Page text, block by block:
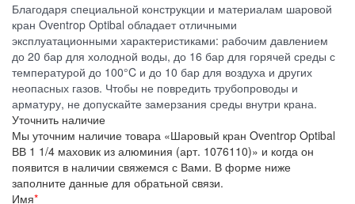
Благодаря специальной конструкции и материалам шаровой
кран Oventrop Optibal обладает отличными
эксплуатационными характеристиками: рабочим давлением
до 20 бар для холодной воды, до 16 бар для горячей среды с
температурой до 100°C и до 10 бар для воздуха и других
неопасных газов. Чтобы не повредить трубопроводы и
арматуру, не допускайте замерзания среды внутри крана.
Уточнить наличие
Мы уточним наличие товара «Шаровый кран Oventrop Optibal
ВВ 1 1/4 маховик из алюминия (арт. 1076110)» и когда он
появится в наличии свяжемся с Вами. В форме ниже
заполните данные для обратьной связи.
Имя*